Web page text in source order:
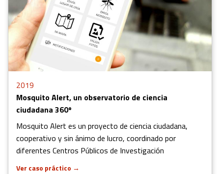
2019
Mosquito Alert, un observatorio de ciencia
ciudadana 360º
Mosquito Alert es un proyecto de ciencia ciudadana,
cooperativo y sin ánimo de lucro, coordinado por
diferentes Centros Públicos de Investigación
Ver caso práctico →